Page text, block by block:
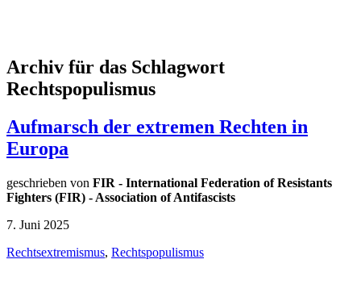
Archiv für das Schlagwort
Rechtspopulismus
Aufmarsch der extremen Rechten in
Europa
geschrieben von FIR - International Federation of Resistants
Fighters (FIR) - Association of Antifascists
7. Juni 2025
Rechtsextremismus, Rechtspopulismus